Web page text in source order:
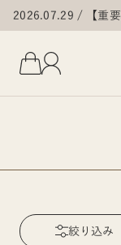
2026.07.29
【重
延・
絞り込み